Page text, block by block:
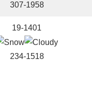
307-1958
19-1401
234-1518